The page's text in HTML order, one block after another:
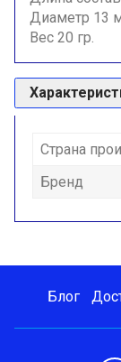
Диаметр 13
Вес 20 гр.
Страна
Бренд
Блог